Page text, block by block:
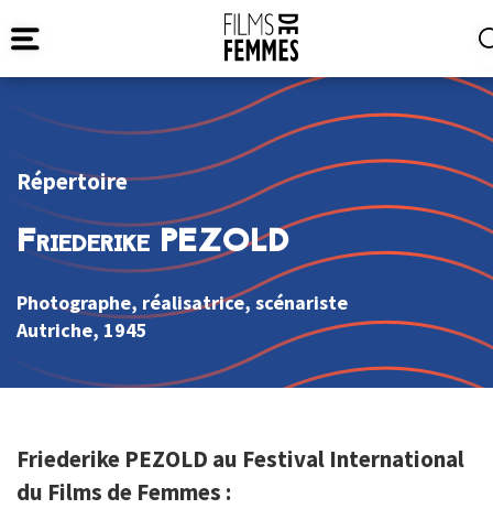
Répertoire
Friederike PEZOLD
Photographe, réalisatrice, scénariste
Autriche, 1945
Friederike PEZOLD au Festival International
du Films de Femmes :